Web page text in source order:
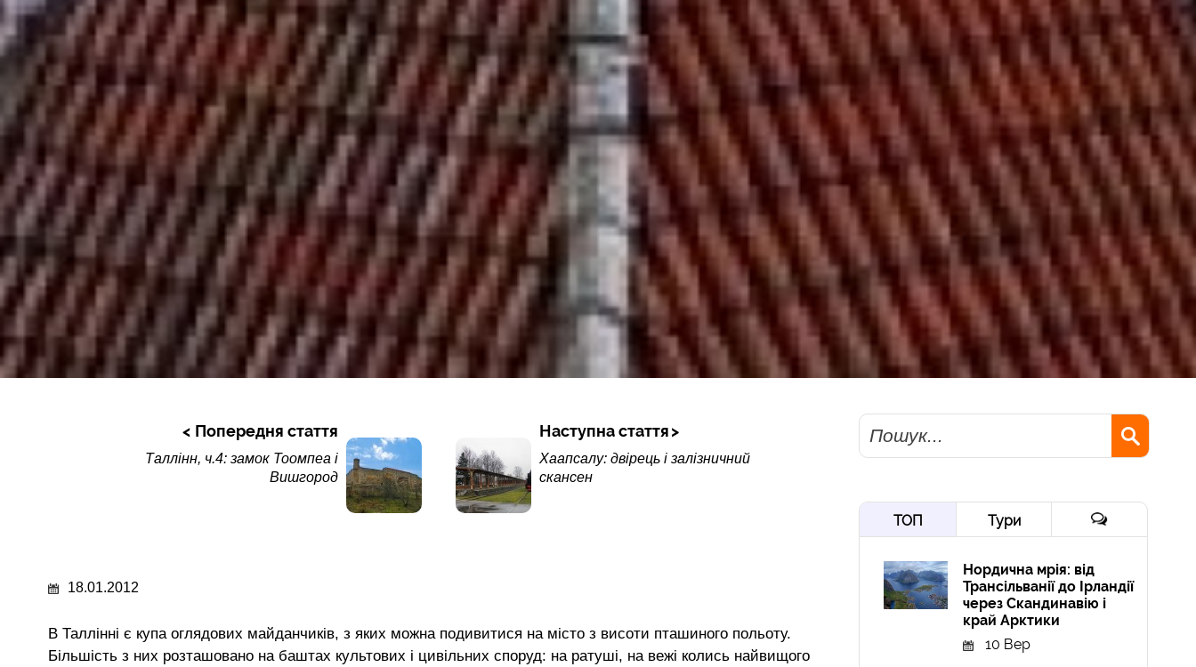
Попередня стаття
Таллінн, ч.4: замок Тоомпеа і
Вишгород
Наступна стаття
Хаапсалу: двірець і залізничний
скансен
18.01.2012
В Таллінні є купа оглядових майданчиків, з яких можна подивитися на місто з висоти пташиного польоту.
Більшість з них розташовано на баштах культових і цивільних споруд: на ратуші, на вежі колись найвищого
Пошук
ТОП Тури
Нордична мрія: від
Трансільванії до Ірландії
через Скандинавію і
край Арктики
10 Вер